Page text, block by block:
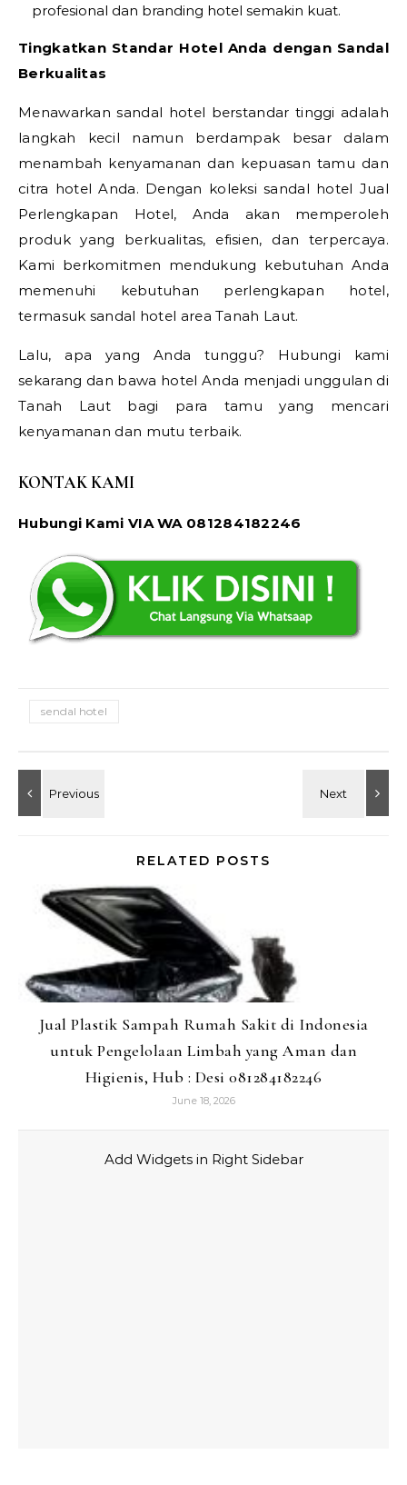
profesional dan branding hotel semakin kuat.
Tingkatkan Standar Hotel Anda dengan Sandal
Berkualitas
Menawarkan sandal hotel berstandar tinggi adalah
langkah kecil namun berdampak besar dalam
menambah kenyamanan dan kepuasan tamu dan
citra hotel Anda. Dengan koleksi sandal hotel Jual
Perlengkapan Hotel, Anda akan memperoleh
produk yang berkualitas, efisien, dan terpercaya.
Kami berkomitmen mendukung kebutuhan Anda
memenuhi kebutuhan perlengkapan hotel,
termasuk sandal hotel area Tanah Laut.
Lalu, apa yang Anda tunggu? Hubungi kami
sekarang dan bawa hotel Anda menjadi unggulan di
Tanah Laut bagi para tamu yang mencari
kenyamanan dan mutu terbaik.
KONTAK KAMI
Hubungi Kami VIA WA 081284182246
sendal hotel
RELATED POSTS
Jual Plastik Sampah Rumah Sakit di Indonesia
untuk Pengelolaan Limbah yang Aman dan
Higienis, Hub : Desi 081284182246
June 18, 2026
Add Widgets in Right Sidebar